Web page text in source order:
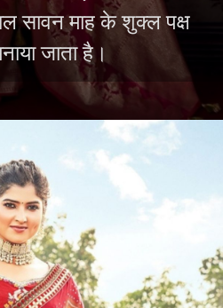
महिलाओं द्वारा मनाए जाने
में से एक माना जाता
सावन माह के शुक्ल पक्ष